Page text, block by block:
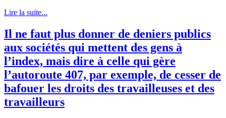
Lire la suite...
Il ne faut plus donner de deniers publics
aux sociétés qui mettent des gens à
l’index, mais dire à celle qui gère
l’autoroute 407, par exemple, de cesser de
bafouer les droits des travailleuses et des
travailleurs